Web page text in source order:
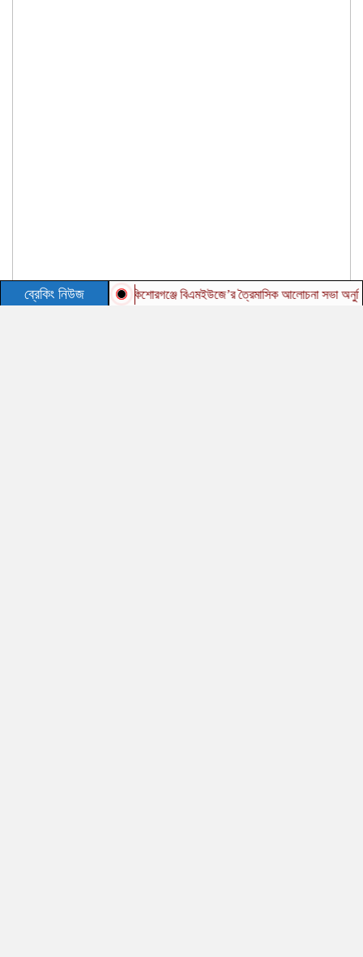
ব্রেকিং নিউজ কিশোরগঞ্জে বিএমইউজে’র ত্রৈমাসিক আলোচনা সভা অনুষ্ঠিত